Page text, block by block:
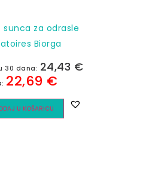
sunca za odrasle
Biorga
30 dana: 24,43 €
22,69 €
U KOŠARICU